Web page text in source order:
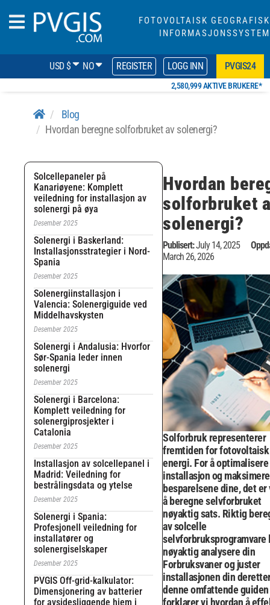
FOTOVOLTAISK GEOGRAFISK
INFORMASJONSSYSTEM
USD $ NO REGISTER LOGG INN PVGIS24
2,580,999 AKTIVE BRUKERE*
Blog
Hvordan beregne solforbruket av solenergi?
Solcellepaneler på
Kanariøyene: Komplett
veiledning for installasjon av
solenergi på øya
Desember 2025
Solenergi i Baskerland:
Installasjonsstrategier i Nord-
Spania
Desember 2025
Solenergiinstallasjon i
Valencia: Solenergiguide ved
Middelhavskysten
Desember 2025
Solenergi i Andalusia: Hvorfor
Sør-Spania leder innen
solenergi
Desember 2025
Solenergi i Barcelona:
Komplett veiledning for
solenergiprosjekter i
Catalonia
Desember 2025
Installasjon av solcellepanel i
Madrid: Veiledning for
bestrålingsdata og ytelse
Desember 2025
Solenergi i Spania:
Profesjonell veiledning for
installatører og
solenergiselskaper
Desember 2025
PVGIS Off-grid-kalkulator:
Dimensjonering av batterier
for avsidesliggende hjem i
Hvordan
solforbruket
solenergi?
Publisert:July 14, 2025
March 26, 2026
Solforbruk representerer
fremtiden for fotovoltaisk
energi. For å
installasjon og maksimere
besparelsene dine, det
å beregne selvforbruket
nøyaktig sats. Riktig
av solcelle
selvforbruksprogramvare
nøyaktig analysere din
Forbruksvaner og juster
installasjonen din
denne omfattende guiden
forklarer vi hvordan å